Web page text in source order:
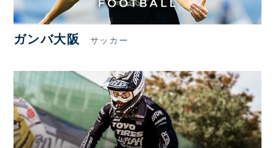
ガンバ大阪 サッカー